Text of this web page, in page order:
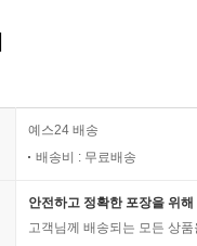
예스24 배송
배송비 : 무료배송
안전하고 정확한 포장을 위
고객님께 배송되는 모든 상